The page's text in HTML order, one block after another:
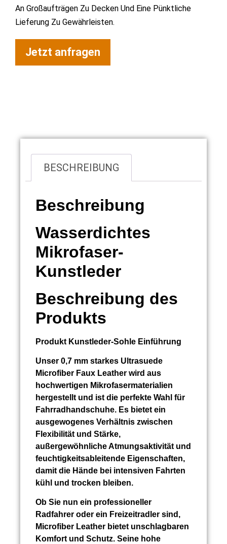
An Großaufträgen Zu Decken Und Eine Pünktliche
Lieferung Zu Gewährleisten.
Jetzt anfragen
BESCHREIBUNG
Beschreibung
Wasserdichtes
Mikrofaser-
Kunstleder
Beschreibung des
Produkts
Produkt Kunstleder-Sohle Einführung
Unser 0,7 mm starkes Ultrasuede
Microfiber Faux Leather wird aus
hochwertigen Mikrofasermaterialien
hergestellt und ist die perfekte Wahl für
Fahrradhandschuhe. Es bietet ein
ausgewogenes Verhältnis zwischen
Flexibilität und Stärke,
außergewöhnliche Atmungsaktivität und
feuchtigkeitsableitende Eigenschaften,
damit die Hände bei intensiven Fahrten
kühl und trocken bleiben.
Ob Sie nun ein professioneller
Radfahrer oder ein Freizeitradler sind,
Microfiber Leather bietet unschlagbaren
Komfort und Schutz. Seine hohe